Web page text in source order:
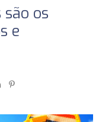
são os
e